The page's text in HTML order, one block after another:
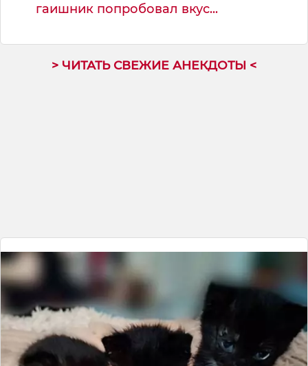
гаишник попробовал вкус...
> ЧИТАТЬ СВЕЖИЕ АНЕКДОТЫ <